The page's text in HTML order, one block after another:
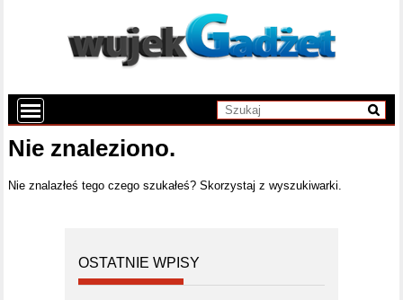
Nie znaleziono.
Nie znalazłeś tego czego szukałeś? Skorzystaj z wyszukiwarki.
OSTATNIE WPISY